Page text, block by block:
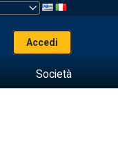
Accedi
Società